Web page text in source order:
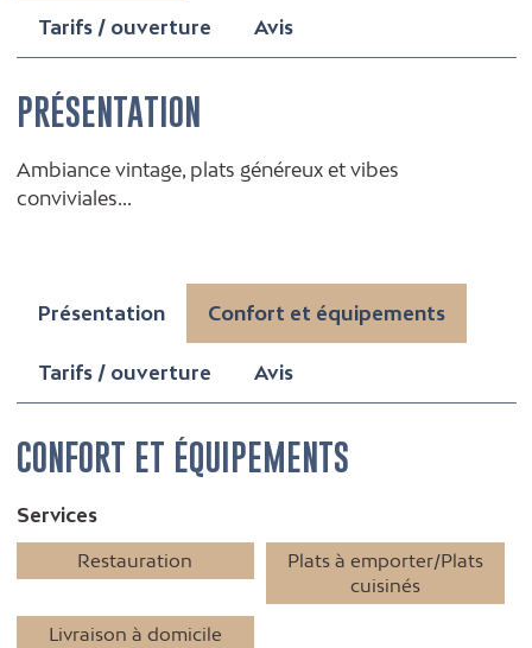
Tarifs / ouverture Avis
PRÉSENTATION
Ambiance vintage, plats généreux et vibes
conviviales...
Présentation Confort et équipements
Tarifs / ouverture Avis
CONFORT ET ÉQUIPEMENTS
Services
Restauration
Plats à emporter/Plats
cuisinés
Livraison à domicile